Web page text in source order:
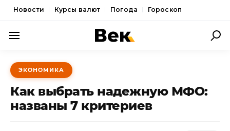
Новости Курсы валют Погода Гороскоп
ПОЛИТИКА
ЭКОНОМИКА
ОБЩЕСТВО
ЭКОНОМИКА
Как выбрать надежную МФО:
названы 7 критериев